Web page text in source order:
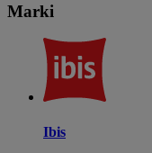
Marki
Ibis